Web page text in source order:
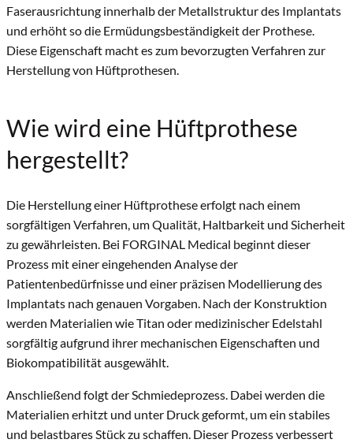
Faserausrichtung innerhalb der Metallstruktur des Implantats
und erhöht so die Ermüdungsbeständigkeit der Prothese.
Diese Eigenschaft macht es zum bevorzugten Verfahren zur
Herstellung von Hüftprothesen.
Wie wird eine Hüftprothese
hergestellt?
Die Herstellung einer Hüftprothese erfolgt nach einem
sorgfältigen Verfahren, um Qualität, Haltbarkeit und Sicherheit
zu gewährleisten. Bei FORGINAL Medical beginnt dieser
Prozess mit einer eingehenden Analyse der
Patientenbedürfnisse und einer präzisen Modellierung des
Implantats nach genauen Vorgaben. Nach der Konstruktion
werden Materialien wie Titan oder medizinischer Edelstahl
sorgfältig aufgrund ihrer mechanischen Eigenschaften und
Biokompatibilität ausgewählt.
Anschließend folgt der Schmiedeprozess. Dabei werden die
Materialien erhitzt und unter Druck geformt, um ein stabiles
und belastbares Stück zu schaffen. Dieser Prozess verbessert